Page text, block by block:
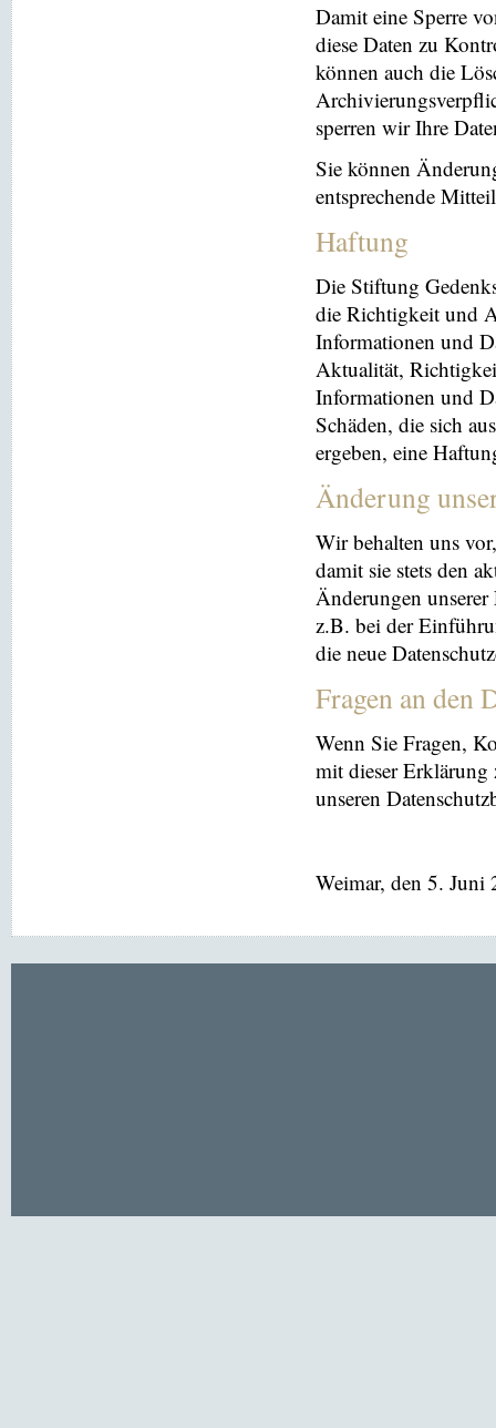
Damit eine Sperre
diese Daten zu
können auch die
sperren wir Ihre
Sie können
entsprechende
Haftung
Die Stiftung
die Richtigkeit und
Informationen und
Aktualität,
Informationen und
Schäden, die sich
ergeben, eine
Änderung
Wir behalten uns
damit sie stets den
Änderungen
z.B. bei der
die neue
Fragen an den
Wenn Sie Fragen,
mit dieser Erklärung
unseren
Weimar, den 5. Juni